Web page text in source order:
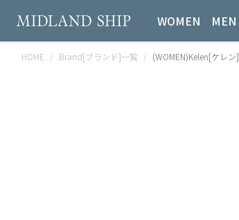
WOMEN MEN
HOME Brand[ブランド]一覧 (WOMEN)Kelen[ケレン]